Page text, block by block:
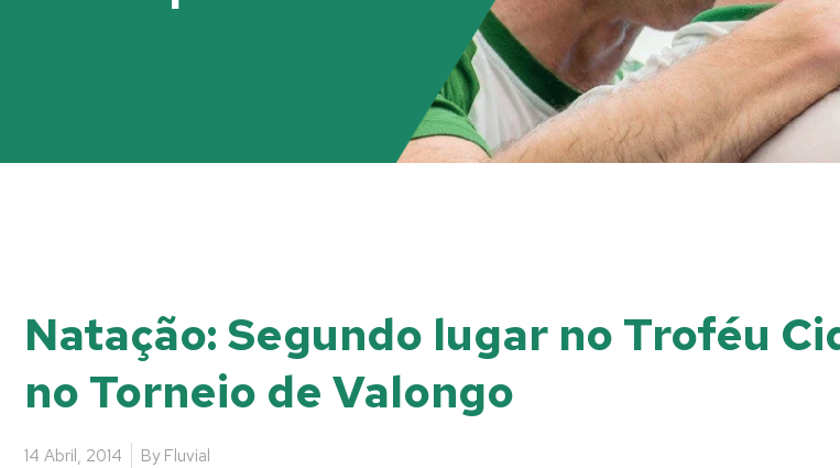
Natação: Segundo lugar no Troféu
no Torneio de Valongo
14 Abril, 2014 By Fluvial